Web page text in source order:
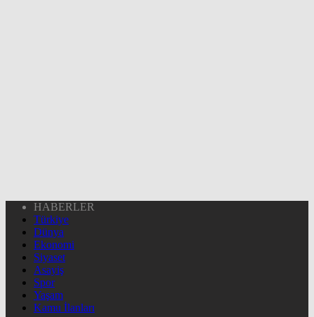
HABERLER
Türkiye
Dünya
Ekonomi
Siyaset
Asayiş
Spor
Yaşam
Kamu İlanları